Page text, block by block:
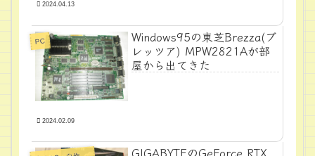
2024.04.13
PC
Windows95の東芝Brezza(ブ
レッツア) MPW2821Aが部
屋から出てきた
2024.02.09
GIGABYTEのGeForce RTX